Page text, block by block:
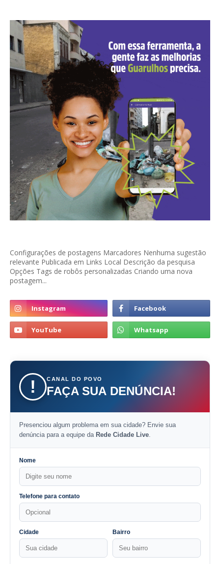
Configurações de postagens Marcadores Nenhuma sugestão
relevante Publicada em Links Local Descrição da pesquisa
Opções Tags de robôs personalizadas Criando uma nova
postagem...
! CANAL DO POVO
FAÇA SUA DENÚNCIA!
Presenciou algum problema em sua cidade? Envie sua
denúncia para a equipe da Rede Cidade Live.
Nome
Telefone para contato
Cidade Bairro